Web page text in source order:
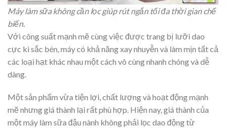
Máy làm sữa không cần lọc giúp rút ngắn tối đa thời gian chế
biến.
Với công suất mạnh mẽ cùng việc được trang bị lưỡi dao
cực kì sắc bén, máy có khả năng xay nhuyễn và làm mịn tất cả
các loại hạt khác nhau một cách vô cùng nhanh chóng và dễ
dàng.
Một sản phẩm vừa tiện lợi, chất lượng và hoạt động mạnh
mẽ nhưng giá thành lại rất phù hợp. Hiện nay, giá thành của
một máy làm sữa đậu nành không phải lọc dao động từ